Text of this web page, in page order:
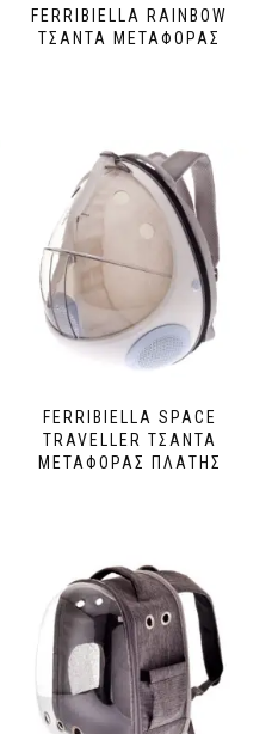
FERRIBIELLA RAINBOW
ΤΣΑΝΤΑ ΜΕΤΑΦΟΡΑΣ
FERRIBIELLA SPACE
TRAVELLER ΤΣΑΝΤΑ
ΜΕΤΑΦΟΡΑΣ ΠΛΑΤΗΣ